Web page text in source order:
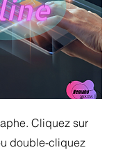
Cliquez sur
double-cliquez